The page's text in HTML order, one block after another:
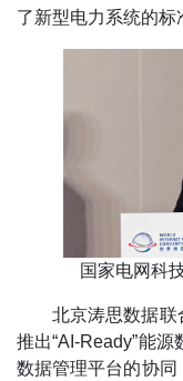
了新型电力系统的标
国家电网科
北京涛思数据联
推出“AI-Ready”能
数据管理平台的协